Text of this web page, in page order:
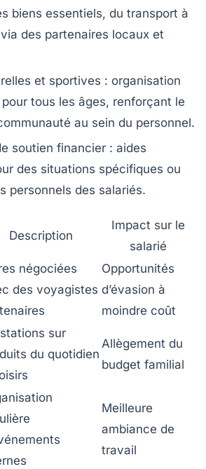
biens essentiels, du transport à
des partenaires locaux et
et sportives : organisation
pour tous les âges, renforçant le
au sein du personnel.
soutien financier : aides
des situations spécifiques ou
personnels des salariés.
Description
Impact sur le
salarié
négociées
des voyagistes
Opportunités
d’évasion à
moindre coût
sur
du quotidien
Allègement du
budget familial
Meilleure
ambiance de
travail